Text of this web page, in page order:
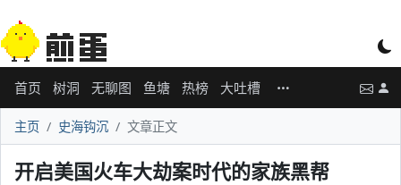
首页 树洞 无聊图 鱼塘 热榜 大吐槽
主页 史海钩沉 文章正文
开启美国火车大劫案时代的家族黑帮